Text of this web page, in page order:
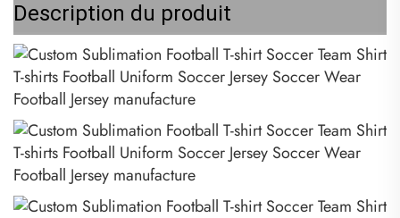
Description du produit